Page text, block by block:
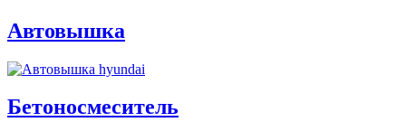
Автовышка
Бетоносмеситель